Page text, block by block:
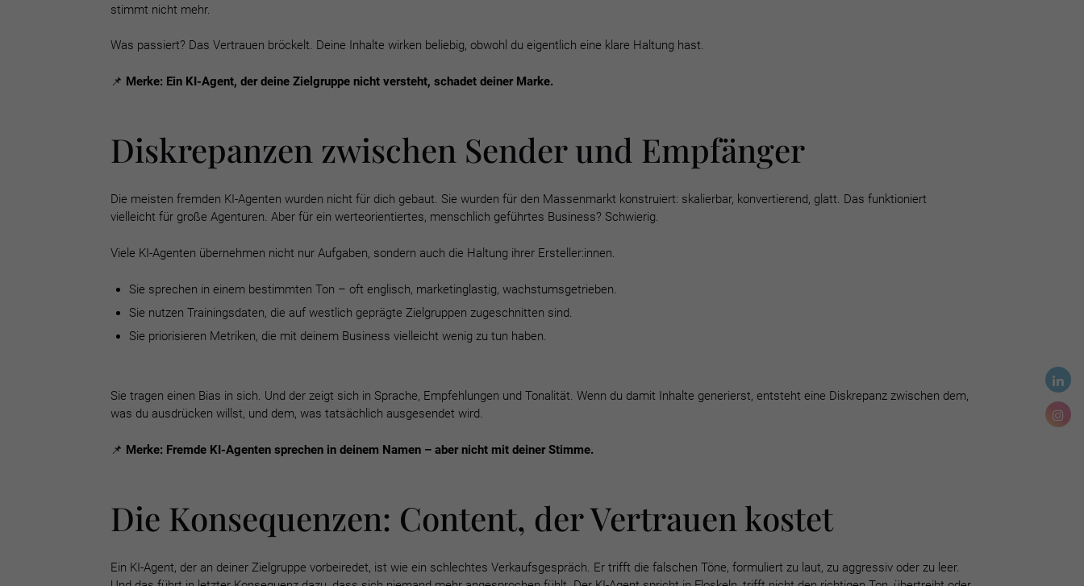
stimmt nicht mehr.
Was passiert? Das Vertrauen bröckelt. Deine Inhalte wirken beliebig, obwohl du eigentlich eine klare Haltung hast.
📌 Merke: Ein KI-Agent, der deine Zielgruppe nicht versteht, schadet deiner Marke.
Diskrepanzen zwischen Sender und Empfänger
Die meisten fremden KI-Agenten wurden nicht für dich gebaut. Sie wurden für den Massenmarkt konstruiert: skalierbar, konvertierend, glatt. Das funktioniert
vielleicht für große Agenturen. Aber für ein werteorientiertes, menschlich geführtes Business? Schwierig.
Viele KI-Agenten übernehmen nicht nur Aufgaben, sondern auch die Haltung ihrer Ersteller:innen.
Sie sprechen in einem bestimmten Ton – oft englisch, marketinglastig, wachstumsgetrieben.
Sie nutzen Trainingsdaten, die auf westlich geprägte Zielgruppen zugeschnitten sind.
Sie priorisieren Metriken, die mit deinem Business vielleicht wenig zu tun haben.
Sie tragen einen Bias in sich. Und der zeigt sich in Sprache, Empfehlungen und Tonalität. Wenn du damit Inhalte generierst, entsteht eine Diskrepanz zwischen dem,
was du ausdrücken willst, und dem, was tatsächlich ausgesendet wird.
📌 Merke: Fremde KI-Agenten sprechen in deinem Namen – aber nicht mit deiner Stimme.
Die Konsequenzen: Content, der Vertrauen kostet
Ein KI-Agent, der an deiner Zielgruppe vorbeiredet, ist wie ein schlechtes Verkaufsgespräch. Er trifft die falschen Töne, formuliert zu laut, zu aggressiv oder zu leer.